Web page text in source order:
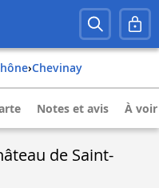
rhône› chevinay
Notes et avis À
de Saint-